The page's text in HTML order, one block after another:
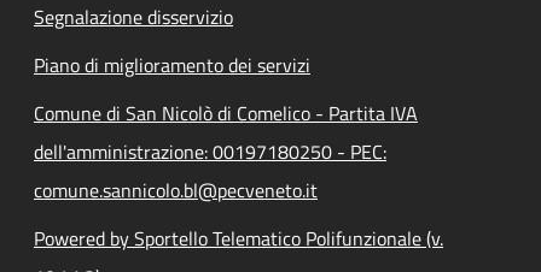
Segnalazione disservizio
Piano di miglioramento dei servizi
Comune di San Nicolò di Comelico - Partita IVA
dell'amministrazione: 00197180250 - PEC:
comune.sannicolo.bl@pecveneto.it
Powered by Sportello Telematico Polifunzionale (v.